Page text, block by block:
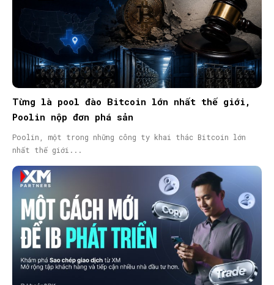
Từng là pool đào Bitcoin lớn nhất thế giới,
Poolin nộp đơn phá sản
Poolin, một trong những công ty khai thác Bitcoin lớn
nhất thế giới...